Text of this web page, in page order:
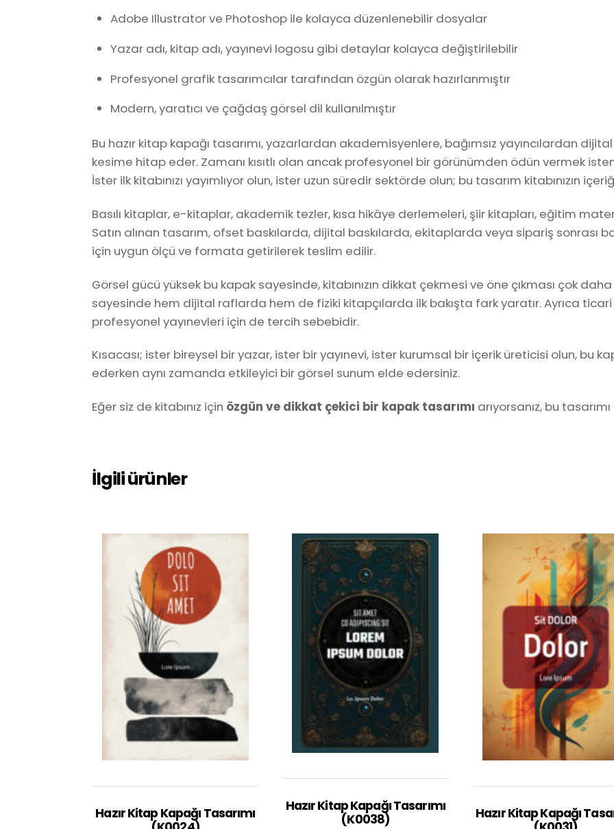
Adobe Illustrator ve Photoshop ile kolayca düzenlenebilir dosyalar
Yazar adı, kitap adı, yayınevi logosu gibi detaylar kolayca değiştirilebilir
Profesyonel grafik tasarımcılar tarafından özgün olarak hazırlanmıştır
Modern, yaratıcı ve çağdaş görsel dil kullanılmıştır
Bu hazır kitap kapağı tasarımı, yazarlardan akademisyenlere, bağımsız yayıncılardan
kesime hitap eder. Zamanı kısıtlı olan ancak profesyonel bir görünümden ödün vermek
İster ilk kitabınızı yayımlıyor olun, ister uzun süredir sektörde olun; bu tasarım kitabınızın
Basılı kitaplar, e-kitaplar, akademik tezler, kısa hikâye derlemeleri, şiir kitapları, eğitim
Satın alınan tasarım, ofset baskılarda, dijital baskılarda, ekitaplarda veya sipariş sonrası
için uygun ölçü ve formata getirilerek teslim edilir.
Görsel gücü yüksek bu kapak sayesinde, kitabınızın dikkat çekmesi ve öne çıkması çok
sayesinde hem dijital raflarda hem de fiziki kitapçılarda ilk bakışta fark yaratır. Ayrıca
profesyonel yayınevleri için de tercih sebebidir.
Kısacası; ister bireysel bir yazar, ister bir yayınevi, ister kurumsal bir içerik üreticisi olun, bu
ederken aynı zamanda etkileyici bir görsel sunum elde edersiniz.
Eğer siz de kitabınız için özgün ve dikkat çekici bir kapak tasarımı arıyorsanız, bu
İlgili ürünler
Hazır Kitap Kapağı Tasarımı
Hazır Kitap Kapağı Tasarımı
(K0038)
Hazır Kitap Kapağı